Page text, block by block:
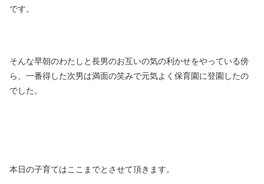
です。
そんな早朝のわたしと長男のお互いの気の利かせをやっている傍
ら、一番得した次男は満面の笑みで元気よく保育園に登園したの
でした。
本日の子育てはここまでとさせて頂きます。